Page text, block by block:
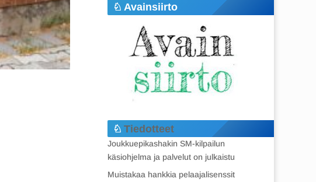
Avainsiirto
Tiedotteet
Joukkuepikashakin SM-kilpailun
käsiohjelma ja palvelut on julkaistu
Muistakaa hankkia pelaajalisenssit